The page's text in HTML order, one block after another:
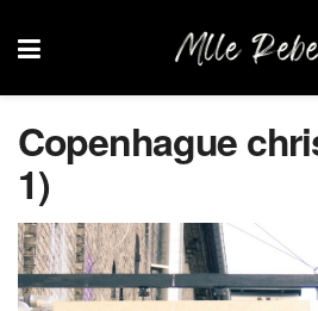
Copenhague
1)